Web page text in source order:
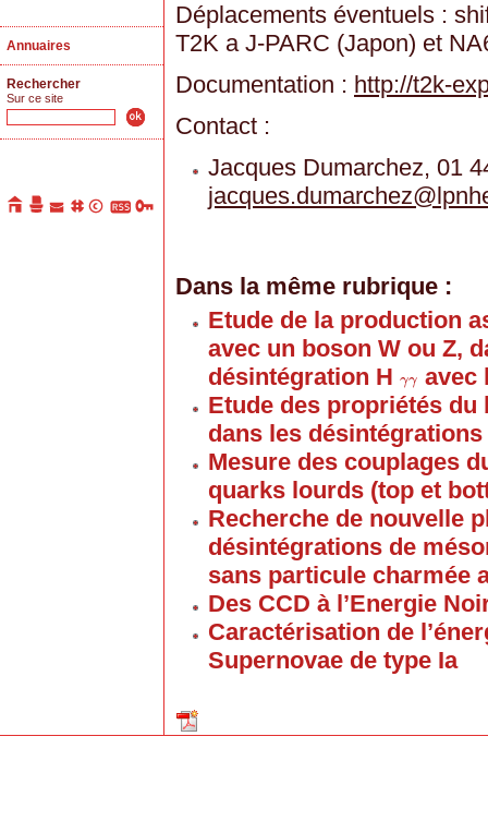
Annuaires
Rechercher
Sur ce site
Déplacements éventuels :
T2K a J-PARC (Japon) et
Documentation : http://t2k-
Contact :
Jacques Dumarchez, 01
jacques.dumarchez@
Dans la même rubrique :
Etude de la production
avec un boson W ou Z,
désintégration H γγ
γγ
avec
Etude des propriétés du
dans les
Mesure des couplages
quarks lourds (top et
Recherche de nouvelle
désintégrations de
sans particule charmée
Des CCD à l’Energie
Caractérisation de
Supernovae de type Ia